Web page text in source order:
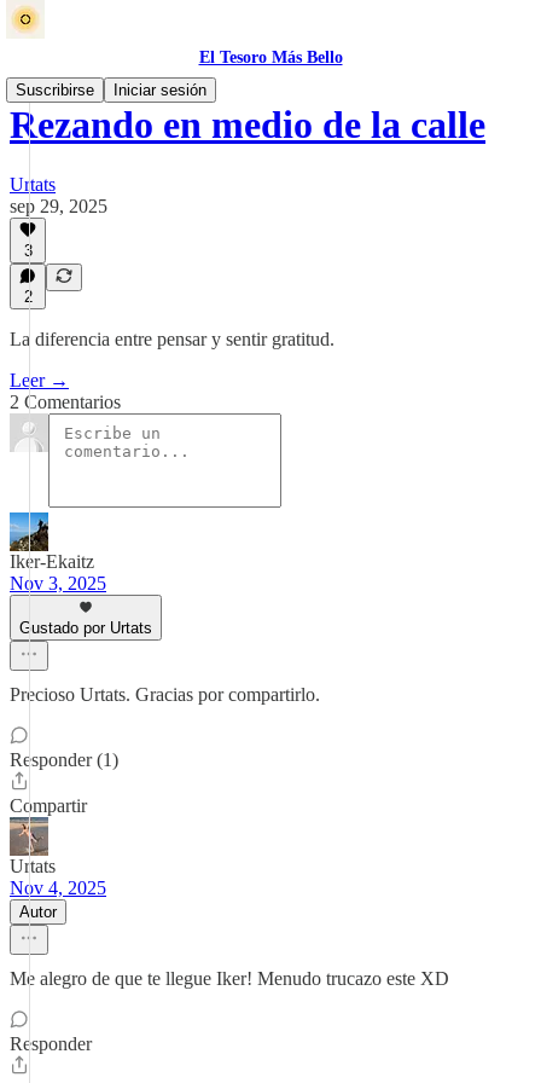
El Tesoro Más Bello
Suscribirse
Iniciar sesión
Rezando en medio de la calle
Urtats
sep 29, 2025
3
2
La diferencia entre pensar y sentir gratitud.
Leer →
2 Comentarios
Iker-Ekaitz
Nov 3, 2025
Gustado por Urtats
Precioso Urtats. Gracias por compartirlo.
Responder (1)
Compartir
Urtats
Nov 4, 2025
Autor
Me alegro de que te llegue Iker! Menudo trucazo este XD
Responder